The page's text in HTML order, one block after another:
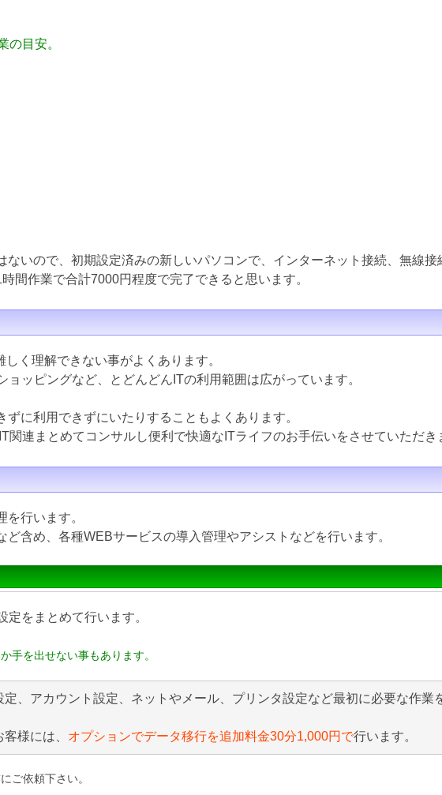
の目安。
ないので、初期設定済みの新しいパソコンで、インターネット接続、無線接
間作業で合計7000円程度で完了できると思います。
く理解できない事がよくあります。
ッピングなど、とどんどんITの利用範囲は広がっています。
に利用できずにいたりすることもよくあります。
連まとめてコンサルし便利で快適なITライフのお手伝いをさせていただき
行います。
ど含め、各種WEBサービスの導入管理やアシストなどを行います。
をまとめて行います。
手を出せない事もあります。
、アカウント設定、ネットやメール、プリンタ設定など最初に必要な作業
様には、 オプションでデータ移行を追加料金30分1,000円で行います。
ご依頼下さい。